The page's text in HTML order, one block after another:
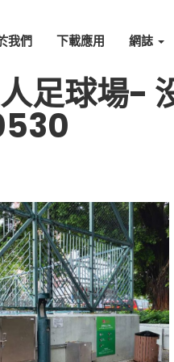
我們 下載應用 網誌
足球場-